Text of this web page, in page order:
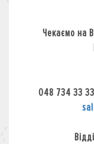
Чекаємо на
048 734 33